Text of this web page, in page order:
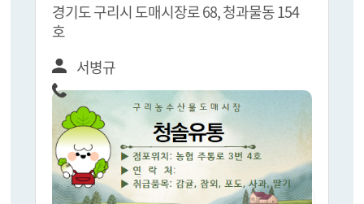
경기도 구리시 도매시장로 68, 청과물동 154
호
서병규